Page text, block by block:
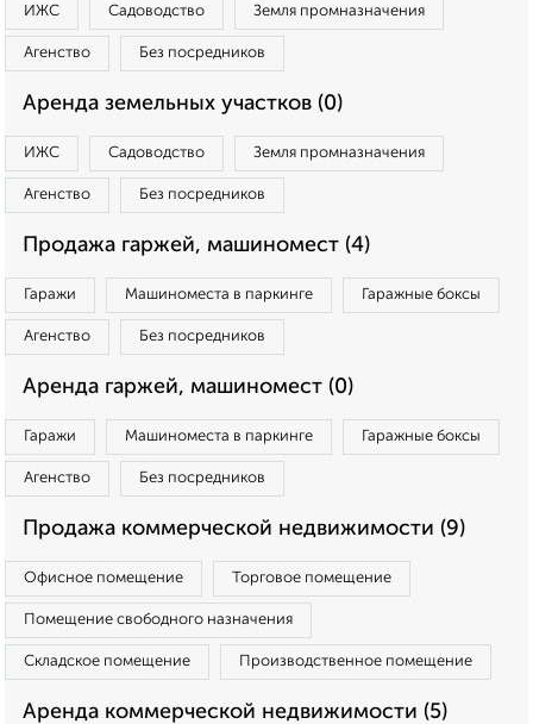
ИЖС Садоводство Земля промназначения
Агенство Без посредников
Аренда земельных участков (0)
ИЖС Садоводство Земля промназначения
Агенство Без посредников
Продажа гаржей, машиномест (4)
Гаражи Машиноместа в паркинге Гаражные боксы
Агенство Без посредников
Аренда гаржей, машиномест (0)
Гаражи Машиноместа в паркинге Гаражные боксы
Агенство Без посредников
Продажа коммерческой недвижимости (9)
Офисное помещение Торговое помещение
Помещение свободного назначения
Складское помещение Производственное помещение
Аренда коммерческой недвижимости (5)